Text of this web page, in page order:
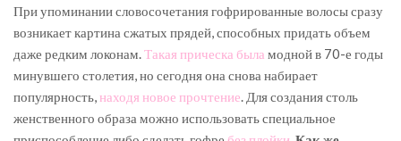
При упоминании словосочетания гофрированные волосы сразу
возникает картина сжатых прядей, способных придать объем
даже редким локонам.Такая прическа была модной в 70-е годы
минувшего столетия, но сегодня она снова набирает
популярность,находя новое прочтение. Для создания столь
женственного образа можно использовать специальное